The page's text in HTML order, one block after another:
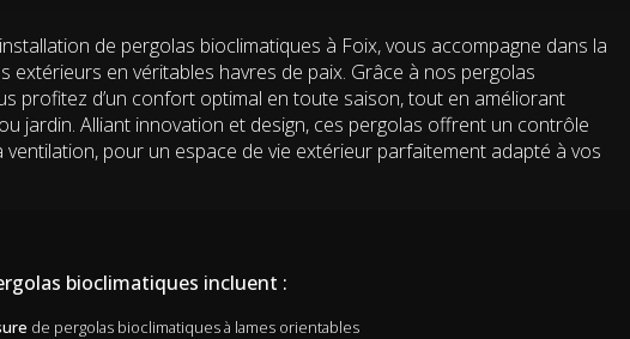
de pergolas bioclimatiques à Foix, vous accompagne dans la
extérieurs en véritables havres de paix. Grâce à nos pergolas
profitez d’un confort optimal en toute saison, tout en améliorant
jardin. Alliant innovation et design, ces pergolas offrent un contrôle
ventilation, pour un espace de vie extérieur parfaitement adapté à vos
bioclimatiques incluent :
de pergolas bioclimatiques à lames orientables